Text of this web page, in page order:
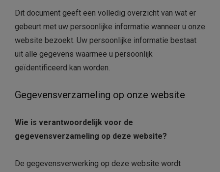
Dit document geeft een volledig overzicht van wat er
gebeurt met uw persoonlijke informatie wanneer u onze
website bezoekt. Uw persoonlijke informatie bestaat
uit alle gegevens waarmee u persoonlijk
geïdentificeerd kan worden.
Gegevensverzameling op onze website
Wie is verantwoordelijk voor de
gegevensverzameling op deze website?
De gegevensverwerking op deze website wordt